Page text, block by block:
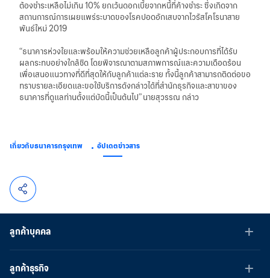
ต้องชำระเหลือไม่เกิน 10% ยกเว้นดอกเบี้ยจากหนี้ที่ค้างชำระ ซึ่งเกิดจาก
สถานการณ์การเผยแพร่ระบาดของโรคปอดอักเสบจากไวรัสโคโรนาสาย
พันธ์ใหม่ 2019
“ธนาคารห่วงใยและพร้อมให้ความช่วยเหลือลูกค้าผู้ประกอบการที่ได้รับ
ผลกระทบอย่างใกล้ชิด โดยพิจารณาตามสภาพการณ์และความเดือดร้อน
เพื่อเสนอแนวทางที่ดีที่สุดให้กับลูกค้าแต่ละราย ทั้งนี้ลูกค้าสามารถติดต่อขอ
ทราบรายละเอียดและขอใช้บริการดังกล่าวได้ที่สำนักธุรกิจและสาขาของ
ธนาคารที่ดูแลท่านตั้งแต่บัดนี้เป็นต้นไป” นายสุวรรณ กล่าว
เกี่ยวกับธนาคารกรุงเทพ อัปเดตข่าวสาร
ลูกค้าบุคคล
ลูกค้าธุรกิจ